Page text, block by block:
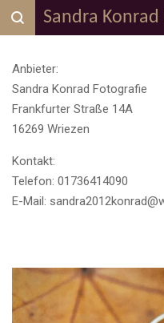
Zum
Hauptinhalt
Sandra
Anbieter:
Sandra Konrad Fotografie
Frankfurter Straße 14A
16269 Wriezen
Kontakt:
Telefon: 01736414090
E-Mail: